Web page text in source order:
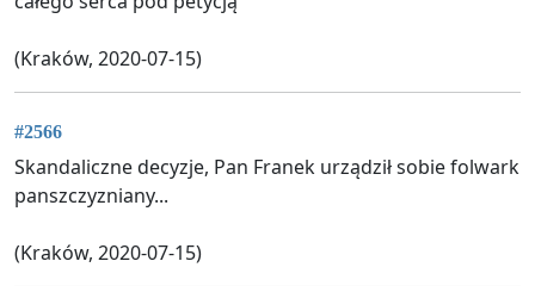
(Kraków, 2020-07-15)
#2566
Skandaliczne decyzje, Pan Franek urządził sobie folwark
panszczyzniany...
(Kraków, 2020-07-15)